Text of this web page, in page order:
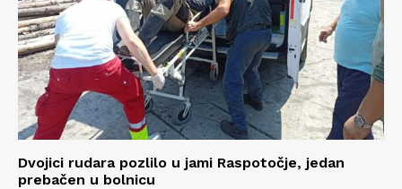
Dvojici rudara pozlilo u jami Raspotočje, jedan
prebačen u bolnicu